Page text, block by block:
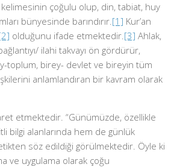
kelimesinin çoğulu olup, din, tabiat, huy
bünyesinde barındırır.[1] Kur’an
olduğunu ifade etmektedir.[3] Ahlak,
ilahi takvayı ön gördürür,
toplum, birey- devlet ve bireyin tüm
anlamlandıran bir kavram olarak
etmektedir. “Günümüzde, özellikle
bilgi alanlarında hem de günlük
söz edildiği görülmektedir. Öyle ki
ve uygulama olarak çoğu